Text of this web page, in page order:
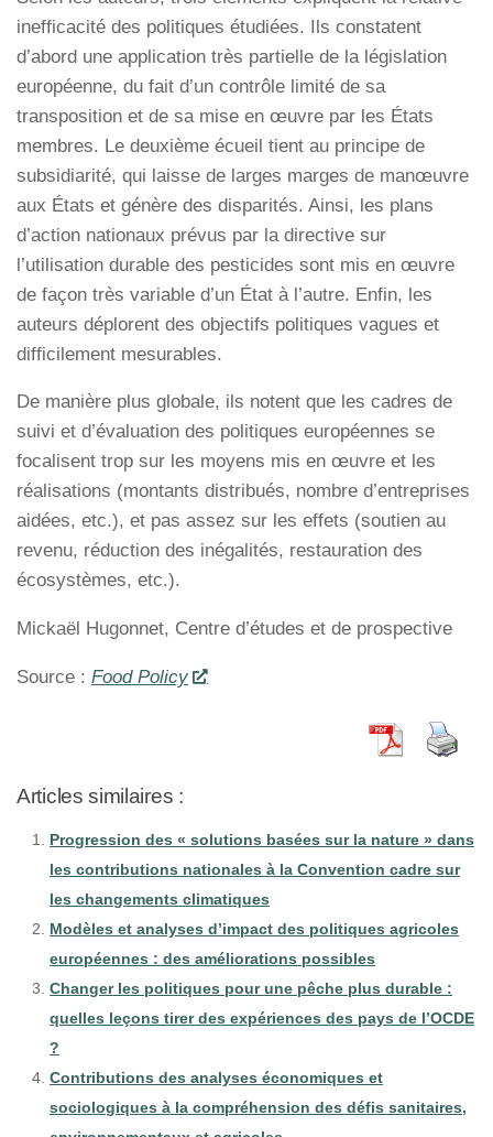
inefficacité des politiques étudiées. Ils constatent
d’abord une application très partielle de la législation
européenne, du fait d’un contrôle limité de sa
transposition et de sa mise en œuvre par les États
membres. Le deuxième écueil tient au principe de
subsidiarité, qui laisse de larges marges de manœuvre
aux États et génère des disparités. Ainsi, les plans
d’action nationaux prévus par la directive sur
l’utilisation durable des pesticides sont mis en œuvre
de façon très variable d’un État à l’autre. Enfin, les
auteurs déplorent des objectifs politiques vagues et
difficilement mesurables.
De manière plus globale, ils notent que les cadres de
suivi et d’évaluation des politiques européennes se
focalisent trop sur les moyens mis en œuvre et les
réalisations (montants distribués, nombre d’entreprises
aidées, etc.), et pas assez sur les effets (soutien au
revenu, réduction des inégalités, restauration des
écosystèmes, etc.).
Mickaël Hugonnet, Centre d’études et de prospective
Source : Food Policy
Articles similaires :
Progression des « solutions basées sur la nature » dans
les contributions nationales à la Convention cadre sur
les changements climatiques
Modèles et analyses d’impact des politiques agricoles
européennes : des améliorations possibles
Changer les politiques pour une pêche plus durable :
quelles leçons tirer des expériences des pays de l’OCDE
?
Contributions des analyses économiques et
sociologiques à la compréhension des défis sanitaires,